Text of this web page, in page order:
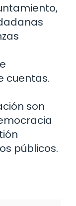
cuentas.
son
públicos.